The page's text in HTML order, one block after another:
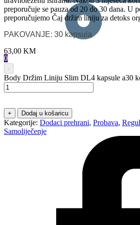
0
preporučuje se pauza od 20 do 30 dana. U
preporučujemo Čaj držim liniju za detoks
PAKOVANJE: 30 kapsula
63,00 KM
-
Body Držim Liniju Slim DL4 kapsule a30
+ Dodaj u košaricu
Kategorije: Dodaci prehrani, Probava,
Samoliječenje